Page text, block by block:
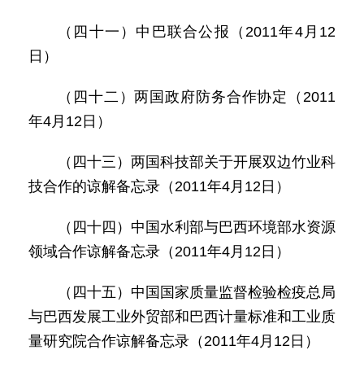
（四十一）中巴联合公报（2011年4月12
日）
（四十二）两国政府防务合作协定（2011
年4月12日）
（四十三）两国科技部关于开展双边竹业科
技合作的谅解备忘录（2011年4月12日）
（四十四）中国水利部与巴西环境部水资源
领域合作谅解备忘录（2011年4月12日）
（四十五）中国国家质量监督检验检疫总局
与巴西发展工业外贸部和巴西计量标准和工业质
量研究院合作谅解备忘录（2011年4月12日）